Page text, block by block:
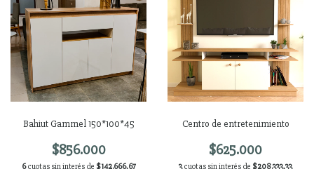
Bahiut Gammel 150*100*45
$856.000
6 cuotas sin interés de $142.666,67
Centro de entretenimiento
$625.000
3 cuotas sin interés de $208.333,33